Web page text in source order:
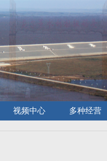
视频中心 多种经营